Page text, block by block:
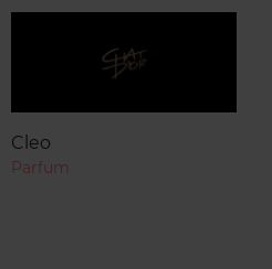
Cleo
Parfum